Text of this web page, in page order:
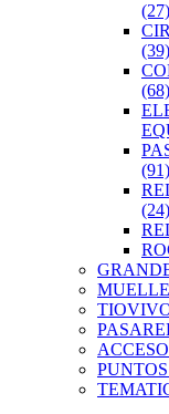
(27)
(39)
(68)
(91)
(24)